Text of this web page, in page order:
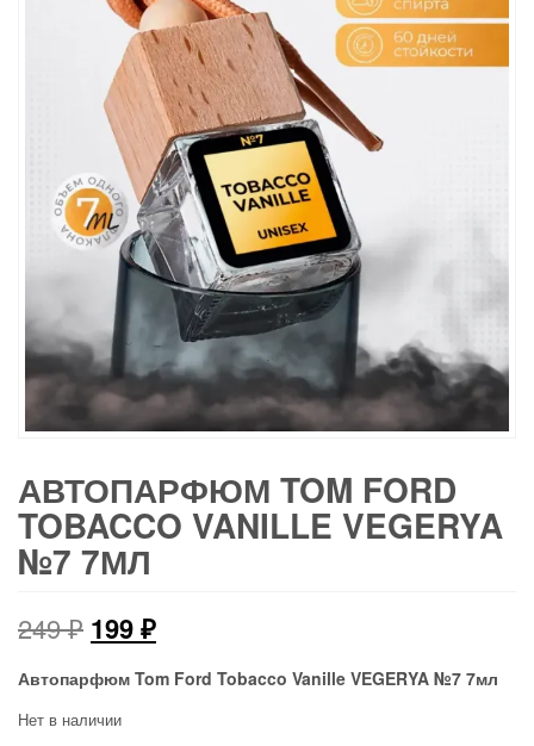
АВТОПАРФЮМ TOM FORD
TOBACCO VANILLE VEGERYA
№7 7МЛ
249₽ Первоначальная
цена
составляла
199₽Текущая
цена:
Автопарфюм Tom Ford Tobacco Vanille VEGERYA №7 7мл
Нет в наличии